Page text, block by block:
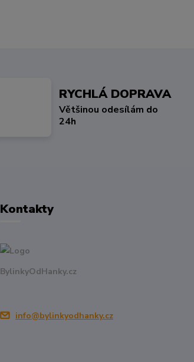
RYCHLÁ DOPRAVA
Většinou odesílám do
24h
Kontakty
BylinkyOdHanky.cz
info@bylinkyodhanky.cz